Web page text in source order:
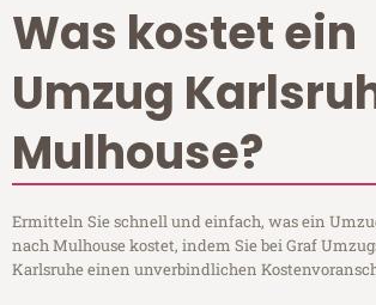
Was kostet ein
Umzug
Mulhouse?
Ermitteln Sie schnell und einfach, was ein
nach Mulhouse kostet, indem Sie bei Graf
Karlsruhe einen unverbindlichen